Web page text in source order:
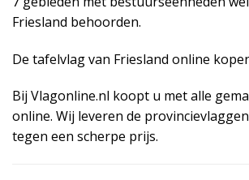
Friesland behoorden.
De tafelvlag van Friesland online
Bij Vlagonline.nl koopt u met alle
online. Wij leveren de
tegen een scherpe prijs.